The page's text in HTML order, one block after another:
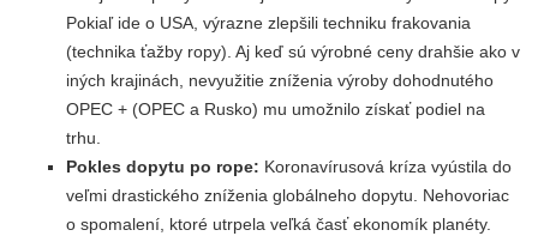
Pokiaľ ide o USA, výrazne zlepšili techniku ​​frakovania
(technika ťažby ropy). Aj keď sú výrobné ceny drahšie ako v
iných krajinách, nevyužitie zníženia výroby dohodnutého
OPEC + (OPEC a Rusko) mu umožnilo získať podiel na
trhu.
Pokles dopytu po rope: Koronavírusová kríza vyústila do
veľmi drastického zníženia globálneho dopytu. Nehovoriac
o spomalení, ktoré utrpela veľká časť ekonomík planéty.